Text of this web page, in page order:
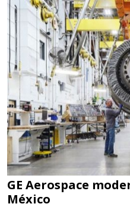
GE Aerospace
México